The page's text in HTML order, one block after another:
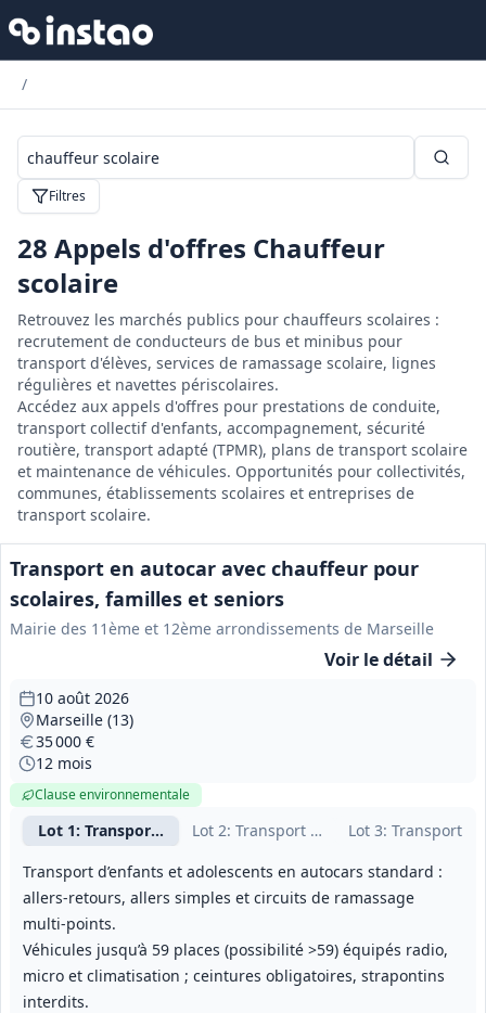
/
Filtres
28 Appels d'offres Chauffeur
scolaire
Retrouvez les marchés publics pour chauffeurs scolaires :
recrutement de conducteurs de bus et minibus pour
transport d'élèves, services de ramassage scolaire, lignes
régulières et navettes périscolaires.
Accédez aux appels d'offres pour prestations de conduite,
transport collectif d'enfants, accompagnement, sécurité
routière, transport adapté (TPMR), plans de transport scolaire
et maintenance de véhicules. Opportunités pour collectivités,
communes, établissements scolaires et entreprises de
transport scolaire.
Transport en autocar avec chauffeur pour
scolaires, familles et seniors
Mairie des 11ème et 12ème arrondissements de Marseille
Voir le détail
Lot 1: Transport scolaire en autocar standard
Lot 2: Transport touristique de familles
Lot 3: Transport
Transport d’enfants et adolescents en autocars standard :
allers‑retours, allers simples et circuits de ramassage
multi‑points.
Véhicules jusqu’à 59 places (possibilité >59) équipés radio,
micro et climatisation ; ceintures obligatoires, strapontins
interdits.
10 août 2026
Marseille (13)
35 000 €
12 mois
Clause environnementale